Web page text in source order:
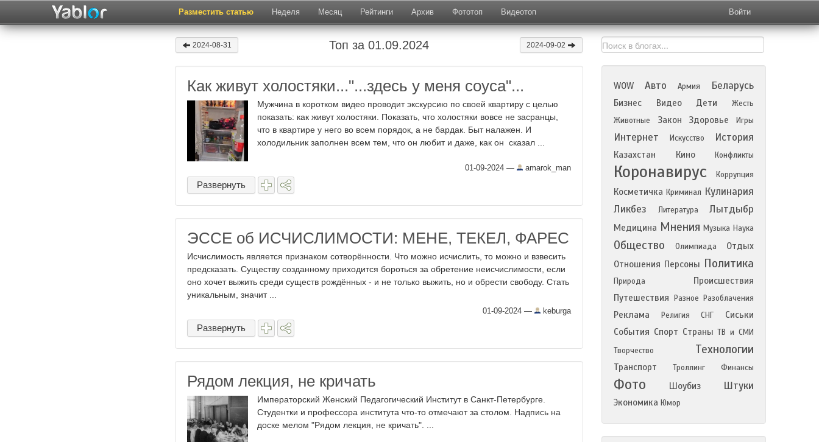
Разместить статью Неделя Месяц Рейтинги Архив Фототоп Видеотоп Войти
2024-08-31 Топ за 01.09.2024 2024-09-02
Как живут холостяки..."...здесь у меня соуса"...
Мужчина в коротком видео проводит экскурсию по своей квартиру с целью
показать: как живут холостяки. Показать, что холостяки вовсе не засранцы,
что в квартире у него во всем порядок, а не бардак. Быт налажен. И
холодильник заполнен всем тем, что он любит и даже, как он сказал ...
01-09-2024 — amarok_man
Развернуть
ЭССЕ об ИСЧИСЛИМОСТИ: МЕНЕ, ТЕКЕЛ, ФАРЕС
Исчислимость является признаком сотворённости. Что можно исчислить, то можно и взвесить
предсказать. Существу созданному приходится бороться за обретение неисчислимости, если
оно хочет выжить среди существ рождённых - и не только выжить, но и обрести свободу. Стать
уникальным, значит ...
01-09-2024 — keburga
Развернуть
Рядом лекция, не кричать
Императорский Женский Педагогический Институт в Санкт-Петербурге.
Студентки и профессора института что-то отмечают за столом. Надпись на
доске мелом "Рядом лекция, не кричать". ...
WOW Авто Армия Беларусь
Бизнес Видео Дети
Жесть
Животные
Закон Здоровье Игры
Интернет Искусство История
Казахстан Кино Конфликты
Коронавирус Коррупция
Косметичка Криминал Кулинария
Ликбез
Литература Лытдыбр
Медицина Мнения Музыка Наука
Общество Олимпиада
Отдых
Отношения Персоны Политика
Природа
Происшествия
Путешествия
Разное Разоблачения
Реклама Религия СНГ
Сиськи
События Спорт Страны ТВ и СМИ
Творчество
Технологии
Транспорт Троллинг Финансы
Фото Шоубиз Штуки
Экономика Юмор